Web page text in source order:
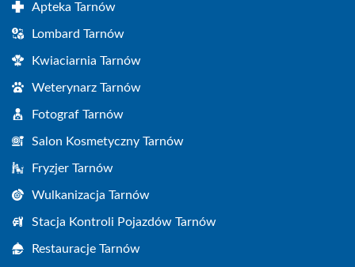
Apteka Tarnów
Lombard Tarnów
Kwiaciarnia Tarnów
Weterynarz Tarnów
Fotograf Tarnów
Salon Kosmetyczny Tarnów
Fryzjer Tarnów
Wulkanizacja Tarnów
Stacja Kontroli Pojazdów Tarnów
Restauracje Tarnów